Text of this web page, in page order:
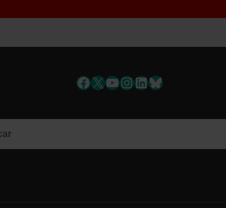
a la
Si
Facebook
X YouTube
Instagram
LinkedIn
Bluesky